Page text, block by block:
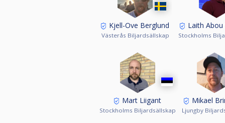
Kjell-Ove Berglund
Västerås Biljardsällskap
Laith Abou
Stockholms
Mart Liigant
Stockholms Biljardsällskap
Mikael
Ljungby